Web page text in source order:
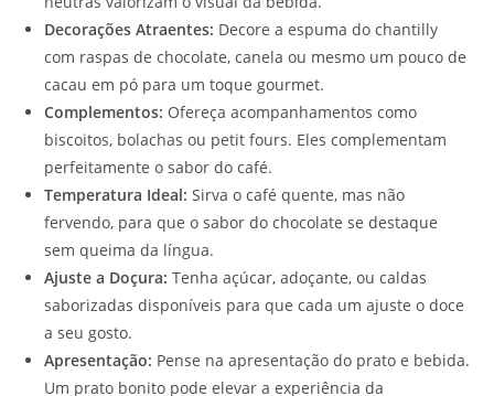
Decorações Atraentes: Decore a espuma do chantilly
com raspas de chocolate, canela ou mesmo um pouco de
cacau em pó para um toque gourmet.
Complementos: Ofereça acompanhamentos como
biscoitos, bolachas ou petit fours. Eles complementam
perfeitamente o sabor do café.
Temperatura Ideal: Sirva o café quente, mas não
fervendo, para que o sabor do chocolate se destaque
sem queima da língua.
Ajuste a Doçura: Tenha açúcar, adoçante, ou caldas
saborizadas disponíveis para que cada um ajuste o doce
a seu gosto.
Apresentação: Pense na apresentação do prato e bebida.
Um prato bonito pode elevar a experiência da